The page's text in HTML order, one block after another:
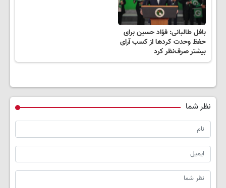
بافل طالبانی: فؤاد حسین برای
حفظ وحدت کردها از کسب آرای
بیشتر صرف‌نظر کرد
نظر شما